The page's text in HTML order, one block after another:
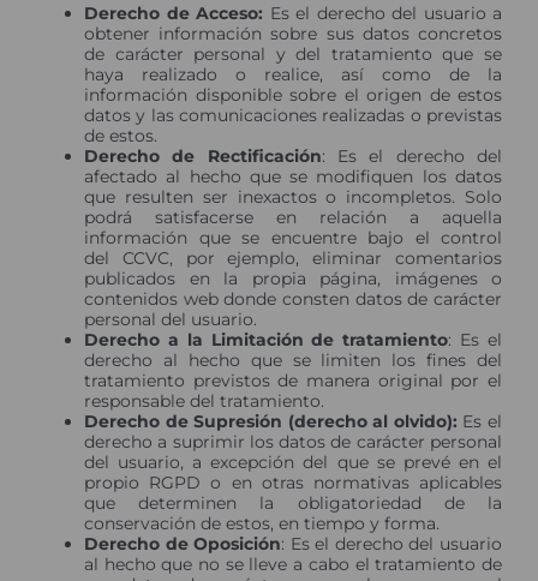
Derecho de Acceso: Es el derecho del usuario a
obtener información sobre sus datos concretos
de carácter personal y del tratamiento que se
haya realizado o realice, así como de la
información disponible sobre el origen de estos
datos y las comunicaciones realizadas o previstas
de estos.
Derecho de Rectificación: Es el derecho del
afectado al hecho que se modifiquen los datos
que resulten ser inexactos o incompletos. Solo
podrá satisfacerse en relación a aquella
información que se encuentre bajo el control
del CCVC, por ejemplo, eliminar comentarios
publicados en la propia página, imágenes o
contenidos web donde consten datos de carácter
personal del usuario.
Derecho a la Limitación de tratamiento: Es el
derecho al hecho que se limiten los fines del
tratamiento previstos de manera original por el
responsable del tratamiento.
Derecho de Supresión (derecho al olvido): Es el
derecho a suprimir los datos de carácter personal
del usuario, a excepción del que se prevé en el
propio RGPD o en otras normativas aplicables
que determinen la obligatoriedad de la
conservación de estos, en tiempo y forma.
Derecho de Oposición: Es el derecho del usuario
al hecho que no se lleve a cabo el tratamiento de